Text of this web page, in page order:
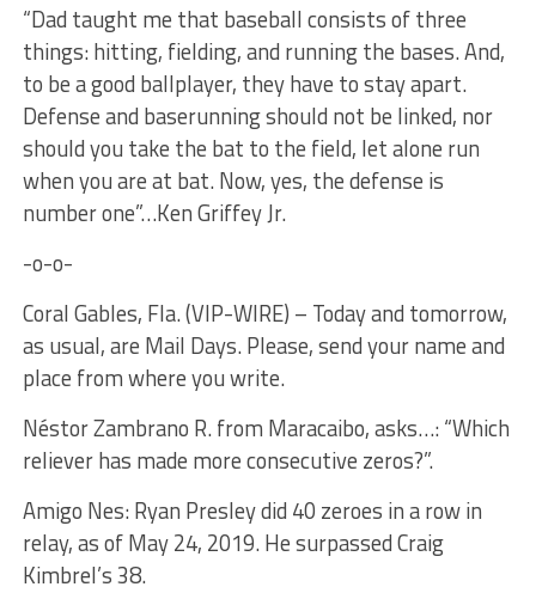
“Dad taught me that baseball consists of three
things: hitting, fielding, and running the bases. And,
to be a good ballplayer, they have to stay apart.
Defense and baserunning should not be linked, nor
should you take the bat to the field, let alone run
when you are at bat. Now, yes, the defense is
number one”…Ken Griffey Jr.
-o-o-
Coral Gables, Fla. (VIP-WIRE) – Today and tomorrow,
as usual, are Mail Days. Please, send your name and
place from where you write.
Néstor Zambrano R. from Maracaibo, asks…: “Which
reliever has made more consecutive zeros?”.
Amigo Nes: Ryan Presley did 40 zeroes in a row in
relay, as of May 24, 2019. He surpassed Craig
Kimbrel’s 38.